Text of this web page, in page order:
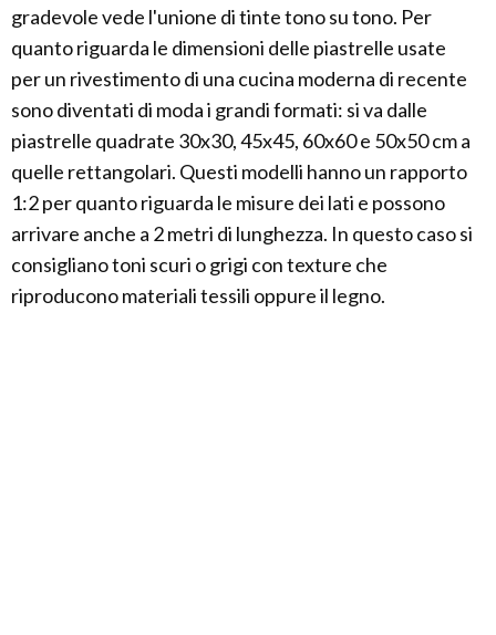
gradevole vede l'unione di tinte tono su tono. Per
quanto riguarda le dimensioni delle piastrelle usate
per un rivestimento di una cucina moderna di recente
sono diventati di moda i grandi formati: si va dalle
piastrelle quadrate 30x30, 45x45, 60x60 e 50x50 cm a
quelle rettangolari. Questi modelli hanno un rapporto
1:2 per quanto riguarda le misure dei lati e possono
arrivare anche a 2 metri di lunghezza. In questo caso si
consigliano toni scuri o grigi con texture che
riproducono materiali tessili oppure il legno.